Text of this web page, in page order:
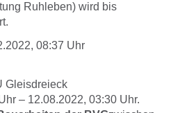
Ruhleben) wird bis
08:37 Uhr
Gleisdreieck
– 12.08.2022, 03:30 Uhr.